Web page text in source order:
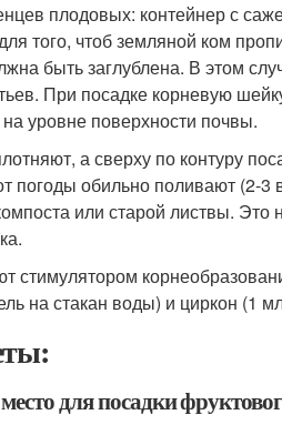
плодовых: контейнер с
того, чтоб земляной ком
быть заглублена. В этом
При посадке корневую
уровне поверхности почвы.
а сверху по контуру
погоды обильно поливают (2-
или старой листвы. Это
стимулятором
на стакан воды) и циркон (1
для посадки